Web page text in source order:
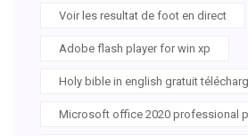
Voir les resultat de foot en direct
Adobe flash player for win xp
Holy bible in english gratuit
Microsoft office 2020 professional